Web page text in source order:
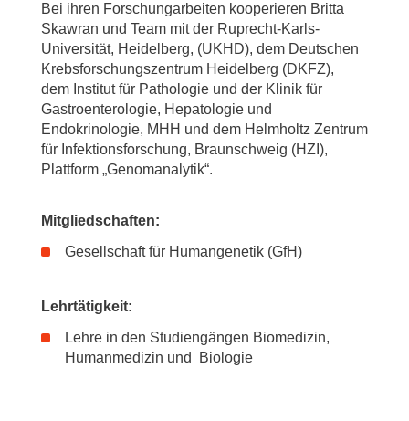
Bei ihren Forschungarbeiten kooperieren Britta
Skawran und Team mit der Ruprecht-Karls-
Universität, Heidelberg, (UKHD), dem Deutschen
Krebsforschungszentrum Heidelberg (DKFZ),
dem Institut für Pathologie und der Klinik für
Gastroenterologie, Hepatologie und
Endokrinologie, MHH und dem Helmholtz Zentrum
für Infektionsforschung, Braunschweig (HZI),
Plattform „Genomanalytik“.
Mitgliedschaften:
Gesellschaft für Humangenetik (GfH)
Lehrtätigkeit:
Lehre in den Studiengängen Biomedizin,
Humanmedizin und Biologie